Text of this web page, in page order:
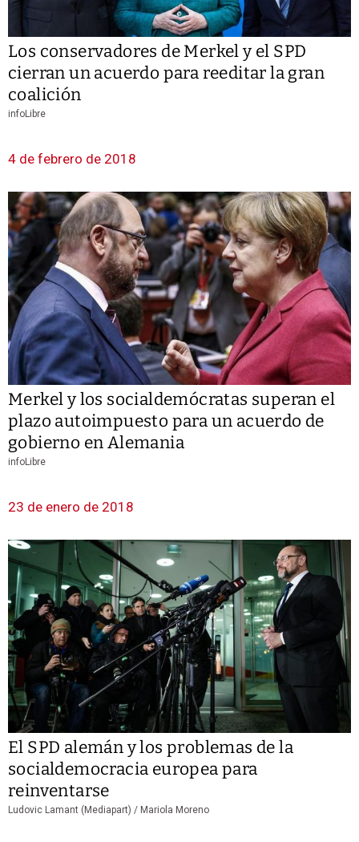
Los conservadores de Merkel y el SPD
cierran un acuerdo para reeditar la gran
coalición
infoLibre
4 de febrero de 2018
Merkel y los socialdemócratas superan el
plazo autoimpuesto para un acuerdo de
gobierno en Alemania
infoLibre
23 de enero de 2018
El SPD alemán y los problemas de la
socialdemocracia europea para
reinventarse
Ludovic Lamant (Mediapart) / Mariola Moreno